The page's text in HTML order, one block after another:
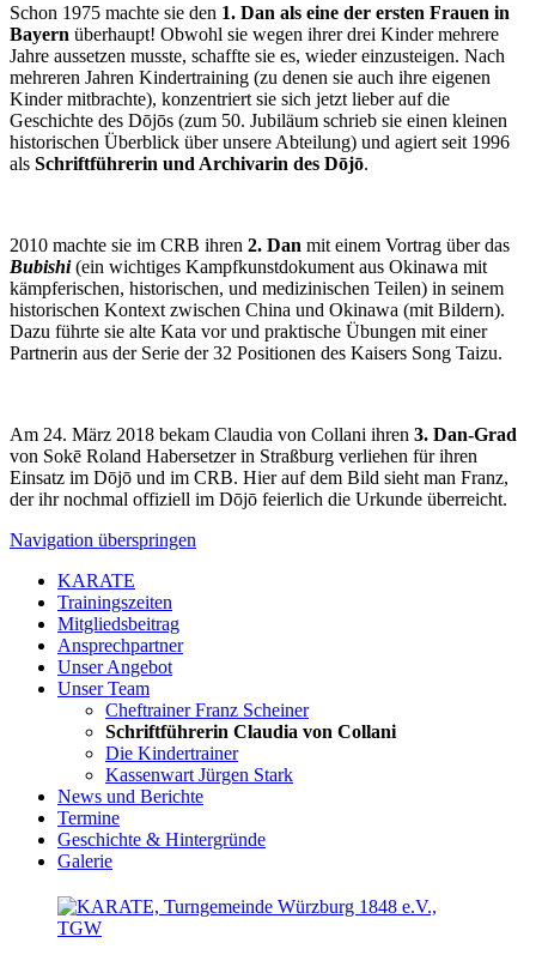
Schon 1975 machte sie den 1. Dan als eine der ersten Frauen in
Bayern überhaupt! Obwohl sie wegen ihrer drei Kinder mehrere
Jahre aussetzen musste, schaffte sie es, wieder einzusteigen. Nach
mehreren Jahren Kindertraining (zu denen sie auch ihre eigenen
Kinder mitbrachte), konzentriert sie sich jetzt lieber auf die
Geschichte des Dōjōs (zum 50. Jubiläum schrieb sie einen kleinen
historischen Überblick über unsere Abteilung) und agiert seit 1996
als Schriftführerin und Archivarin des Dōjō.
2010 machte sie im CRB ihren 2. Dan mit einem Vortrag über das
Bubishi (ein wichtiges Kampfkunstdokument aus Okinawa mit
kämpferischen, historischen, und medizinischen Teilen) in seinem
historischen Kontext zwischen China und Okinawa (mit Bildern).
Dazu führte sie alte Kata vor und praktische Übungen mit einer
Partnerin aus der Serie der 32 Positionen des Kaisers Song Taizu.
Am 24. März 2018 bekam Claudia von Collani ihren 3. Dan-Grad
von Sokē Roland Habersetzer in Straßburg verliehen für ihren
Einsatz im Dōjō und im CRB. Hier auf dem Bild sieht man Franz,
der ihr nochmal offiziell im Dōjō feierlich die Urkunde überreicht.
Navigation überspringen
KARATE
Trainingszeiten
Mitgliedsbeitrag
Ansprechpartner
Unser Angebot
Unser Team
Cheftrainer Franz Scheiner
Schriftführerin Claudia von Collani
Die Kindertrainer
Kassenwart Jürgen Stark
News und Berichte
Termine
Geschichte & Hintergründe
Galerie